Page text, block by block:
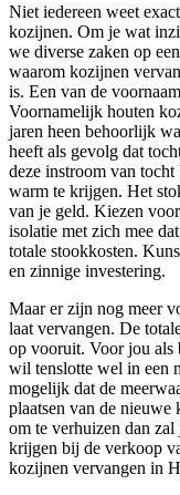
Niet iedereen weet
kozijnen. Om je wat
we diverse zaken op
waarom kozijnen
is. Een van de
Voornamelijk houten
jaren heen behoorlijk
heeft als gevolg dat
deze instroom van
warm te krijgen. Het
van je geld. Kiezen
isolatie met zich mee
totale stookkosten.
en zinnige investering.
Maar er zijn nog meer
laat vervangen. De
op vooruit. Voor jou
wil tenslotte wel in een
mogelijk dat de
plaatsen van de
om te verhuizen dan
krijgen bij de verkoop
kozijnen vervangen in